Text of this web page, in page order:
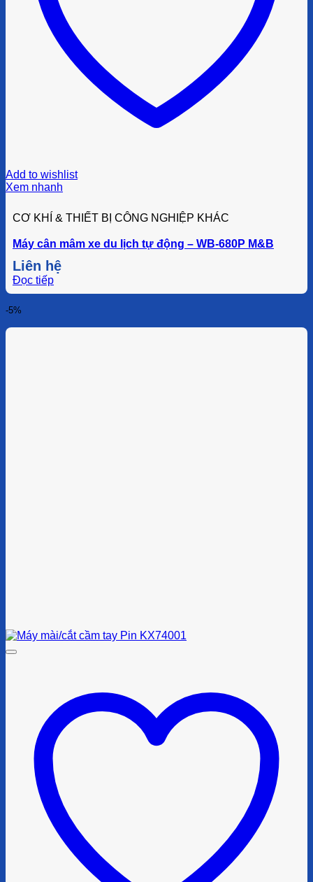
Add to wishlist
Xem nhanh
CƠ KHÍ & THIẾT BỊ CÔNG NGHIỆP KHÁC
Máy cân mâm xe du lịch tự động – WB-680P M&B
Liên hệ
Đọc tiếp
-5%